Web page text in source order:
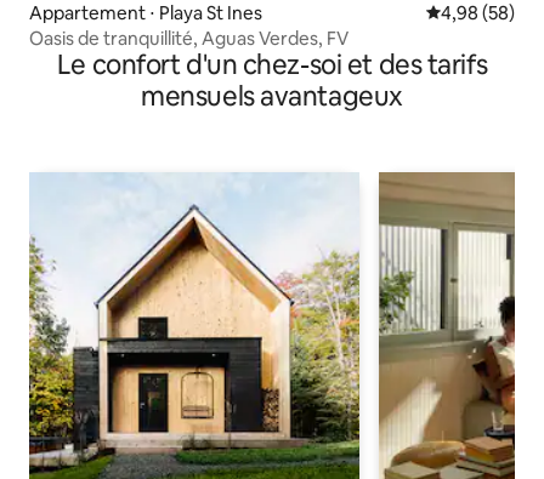
Appartement ⋅ Playa St Ines Évaluation
4,98 (58)
Oasis de tranquillité, Aguas Verdes, FV
Le confort d'un chez-soi et des tarifs
mensuels avantageux